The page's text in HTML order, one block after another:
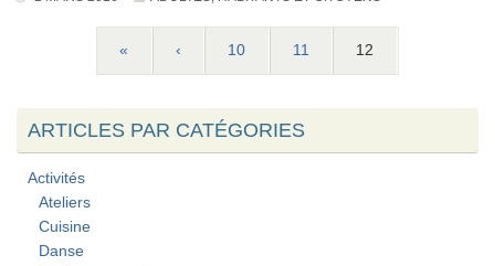
« ‹ 10 11 12
ARTICLES PAR CATÉGORIES
Activités
Ateliers
Cuisine
Danse